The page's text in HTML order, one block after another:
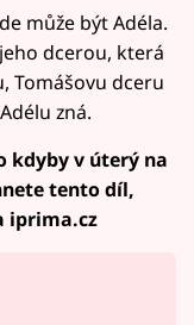
může být Adéla.
dcerou, která
Tomášovu dceru
zná.
kdyby v úterý na
tento díl,
iprima.cz